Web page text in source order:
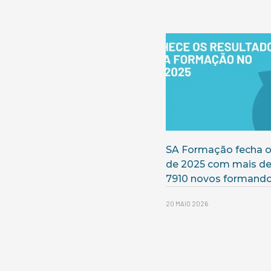
SA Formação fecha
de 2025 com mais de
7910 novos
20 MAIO 2026